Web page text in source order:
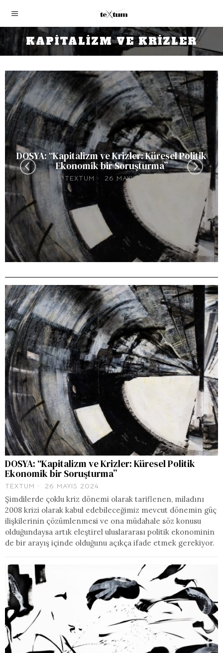
KAPITALIZM VE KRIZLER
DOSYA: “Kapitalizm ve Krizler: Küresel Politik
Ekonomik bir Soruşturma”
TEXTUM 26 MAYIS 2024
DOSYA: “Kapitalizm ve Krizler: Küresel Politik
Ekonomik bir Soruşturma”
TEXTUM 26 MAYIS 2024
Şimdilerde çoklu kriz dönemi olarak tariflenen, miladını
2008 krizi olarak kabul edebileceğimiz mevcut dönemin güç
ilişkilerinin çözümlenmesi ve ona müdahale söz konusu
olduğundaysa artık eleştirel uluslararası politik ekonominin
de bir arayış içinde olduğunu açıkça ifade etmek gerekiyor.